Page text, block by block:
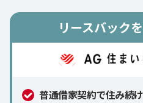
リースバック
普通借家契約で住み続